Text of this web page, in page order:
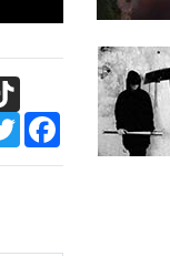
TikTok
TwitterFacebook